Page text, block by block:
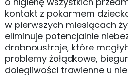
kontakt z pokarmem
w pierwszych miesiącach
eliminuje potencjalnie
drobnoustroje, które
problemy żołądkowe,
dolegliwości trawienne u